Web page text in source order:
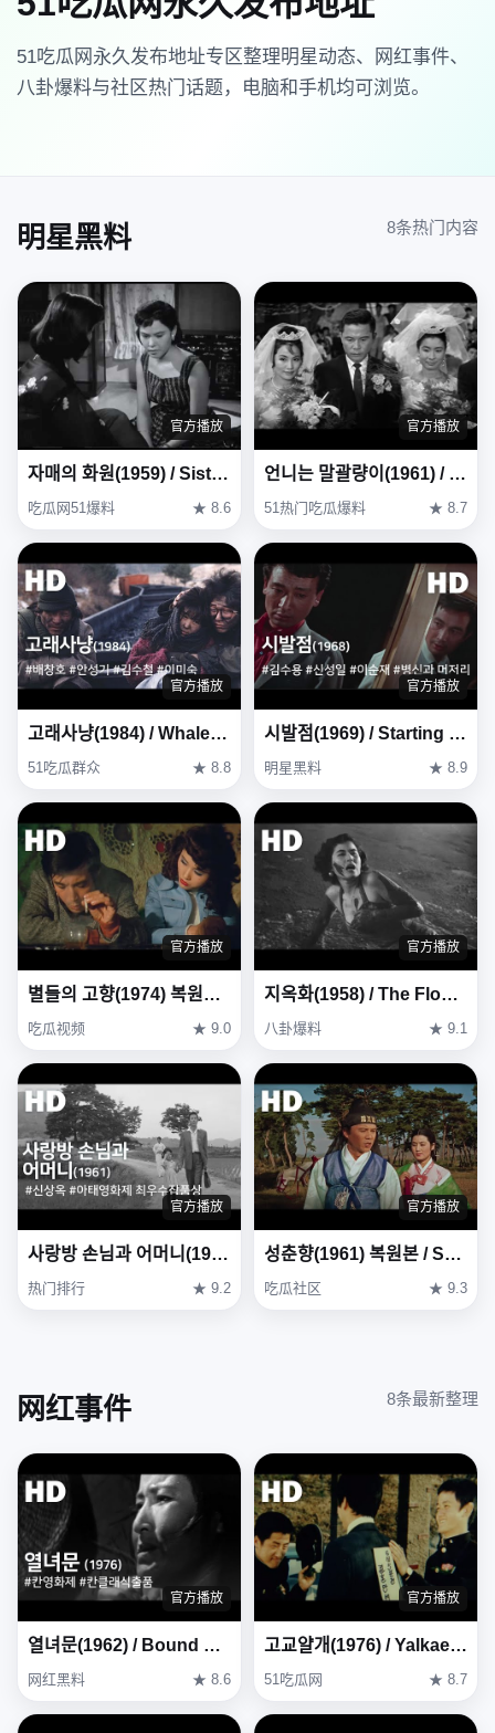
51吃瓜网永久发布地址专区整理明星动态、网红事件、
八卦爆料与社区热门话题，电脑和手机均可浏览。
明星黑料 8条热门内容
官方播放
자매의 화원(1959) / Sisters' Garden (Jamaeui Hwawon)
吃瓜网51爆料 ★ 8.6
官方播放
언니는 말괄량이(1961) / My Sister Is a Hussy ( Eonni-neun Malgwallyang-i )
51热门吃瓜爆料 ★ 8.7
官方播放
고래사냥(1984) / Whale Hunting (Goraesanyang)
51吃瓜群众 ★ 8.8
官方播放
시발점(1969) / Starting Point (Sibaljeom)
明星黑料 ★ 8.9
官方播放
별들의 고향(1974) 복원본 / Heavenly homecoming to stars (Byeoldeul-ui gohyang) Restoration Ver
吃瓜视频 ★ 9.0
官方播放
지옥화(1958) / The Flower in Hell (Ji-ok-hwa)
八卦爆料 ★ 9.1
官方播放
사랑방 손님과 어머니(1961) / Mother and a Guest ( Sarangbang Sonnimgwa Eomeoni )
热门排行 ★ 9.2
官方播放
성춘향(1961) 복원본 / Seong Chun-hyang ( Seong Chun-hyang ) Restoration Version
吃瓜社区 ★ 9.3
网红事件 8条最新整理
官方播放
열녀문(1962) / Bound by Chastity Rule ( Yeollyeomun )
网红黑料 ★ 8.6
官方播放
고교얄개(1976) / Yalkae, A Joker In High School (Gogyo-yalgae) (1976)
51吃瓜网 ★ 8.7